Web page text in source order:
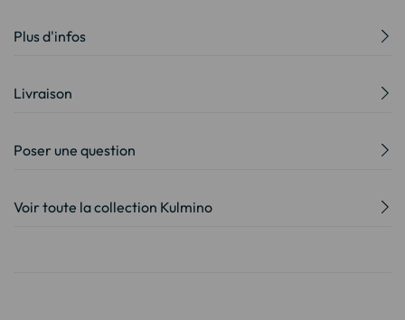
Plus d'infos
Livraison
Poser une question
Voir toute la collection Kulmino